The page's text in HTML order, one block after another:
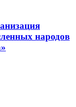
народов